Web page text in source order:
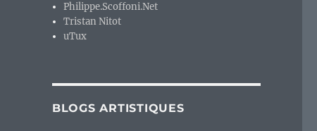
Philippe.Scoffoni.Net
Tristan Nitot
uTux
BLOGS ARTISTIQUES